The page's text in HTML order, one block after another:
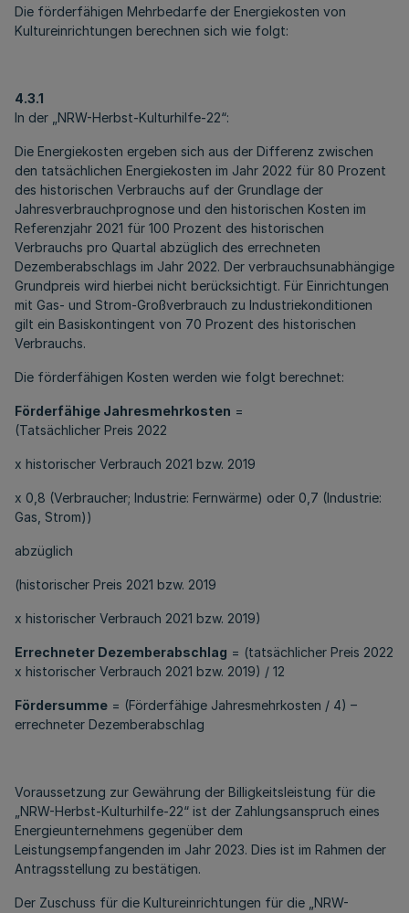
Die förderfähigen Mehrbedarfe der Energiekosten von
Kultureinrichtungen berechnen sich wie folgt:
4.3.1
In der „NRW-Herbst-Kulturhilfe-22“:
Die Energiekosten ergeben sich aus der Differenz zwischen
den tatsächlichen Energiekosten im Jahr 2022 für 80 Prozent
des historischen Verbrauchs auf der Grundlage der
Jahresverbrauchprognose und den historischen Kosten im
Referenzjahr 2021 für 100 Prozent des historischen
Verbrauchs pro Quartal abzüglich des errechneten
Dezemberabschlags im Jahr 2022. Der verbrauchsunabhängige
Grundpreis wird hierbei nicht berücksichtigt. Für Einrichtungen
mit Gas- und Strom-Großverbrauch zu Industriekonditionen
gilt ein Basiskontingent von 70 Prozent des historischen
Verbrauchs.
Die förderfähigen Kosten werden wie folgt berechnet:
Förderfähige Jahresmehrkosten =
(Tatsächlicher Preis 2022
x historischer Verbrauch 2021 bzw. 2019
x 0,8 (Verbraucher; Industrie: Fernwärme) oder 0,7 (Industrie:
Gas, Strom))
abzüglich
(historischer Preis 2021 bzw. 2019
x historischer Verbrauch 2021 bzw. 2019)
Errechneter Dezemberabschlag = (tatsächlicher Preis 2022
x historischer Verbrauch 2021 bzw. 2019) / 12
Fördersumme = (Förderfähige Jahresmehrkosten / 4) –
errechneter Dezemberabschlag
Voraussetzung zur Gewährung der Billigkeitsleistung für die
„NRW-Herbst-Kulturhilfe-22“ ist der Zahlungsanspruch eines
Energieunternehmens gegenüber dem
Leistungsempfangenden im Jahr 2023. Dies ist im Rahmen der
Antragsstellung zu bestätigen.
Der Zuschuss für die Kultureinrichtungen für die „NRW-